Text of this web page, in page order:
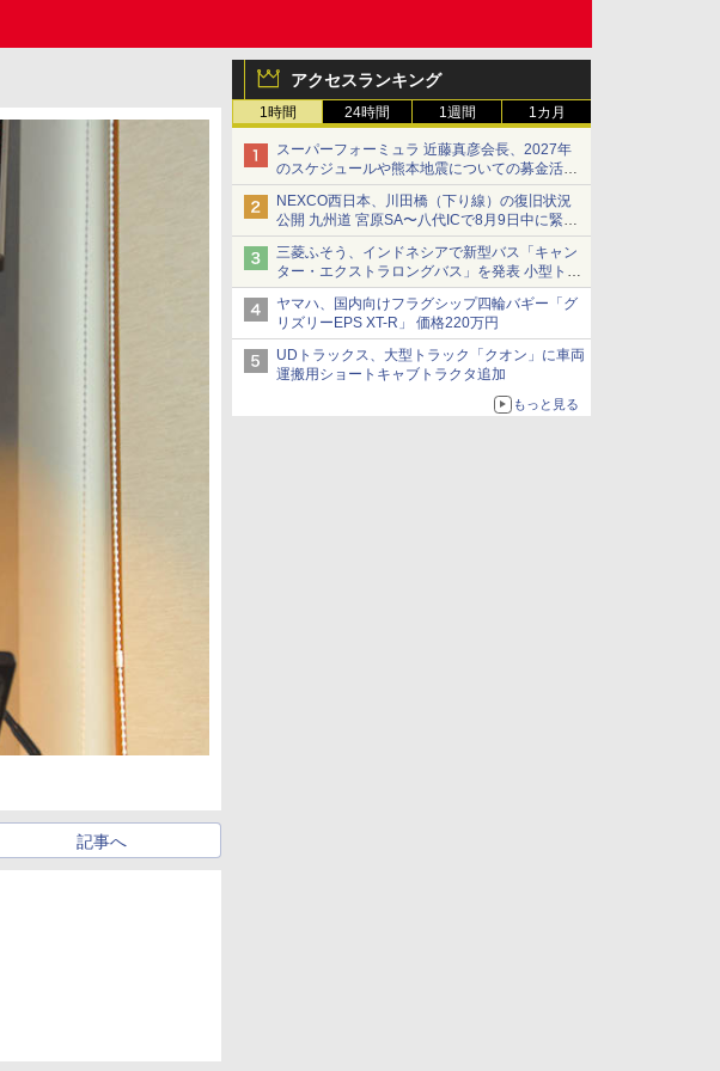
アクセスランキング
1時間 24時間 1週間 1カ月
スーパーフォーミュラ 近藤真彦会長、2027年
のスケジュールや熊本地震についての募金活動
を紹介
NEXCO西日本、川田橋（下り線）の復旧状況
公開 九州道 宮原SA〜八代ICで8月9日中に緊急
車両を通行可能に
三菱ふそう、インドネシアで新型バス「キャン
ター・エクストラロングバス」を発表 小型トラ
ックベースの観光・旅客輸送向けバス
ヤマハ、国内向けフラグシップ四輪バギー「グ
リズリーEPS XT-R」 価格220万円
UDトラックス、大型トラック「クオン」に車両
運搬用ショートキャブトラクタ追加
もっと見る
記事へ